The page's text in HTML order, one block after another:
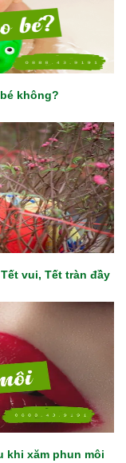
không?
vui, Tết tràn đầy
khi xăm phun môi